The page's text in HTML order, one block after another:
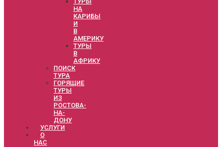
НА
КАРИБЫ
И
В
АМЕРИКУ
ТУРЫ
В
АФРИКУ
ПОИСК
ТУРА
ГОРЯЩИЕ
ТУРЫ
ИЗ
РОСТОВА-
НА-
ДОНУ
УСЛУГИ
О
НАС